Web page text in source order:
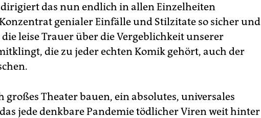
das nun endlich in allen Einzelheiten
genialer Einfälle und Stilzitate so sicher und
leise Trauer über die Vergeblichkeit unserer
die zu jeder echten Komik gehört, auch der
großes Theater bauen, ein absolutes, universales
jede denkbare Pandemie tödlicher Viren weit hinter